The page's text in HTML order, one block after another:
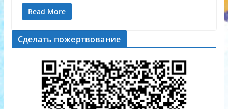
Read More
Сделать пожертвование